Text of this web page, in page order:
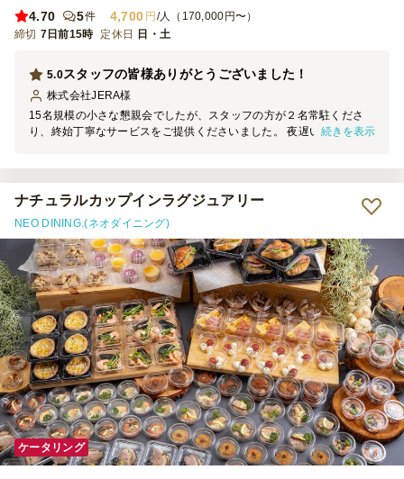
4.70
5件 4,700 円 /人（170,000円〜）
締切 7日前15時 定休日 日・土
スタッフの皆様ありがとうございました！
5.0
株式会社JERA様
15名規模の小さな懇親会でしたが、スタッフの方が２名常駐くださ
り、終始丁寧なサービスをご提供くださいました。 夜遅い時間まで
ぜひまた利用させていただきたいです！
続きを表示
ナチュラルカップインラグジュアリー
NEO DINING.(ネオダイニング)
ケータリング